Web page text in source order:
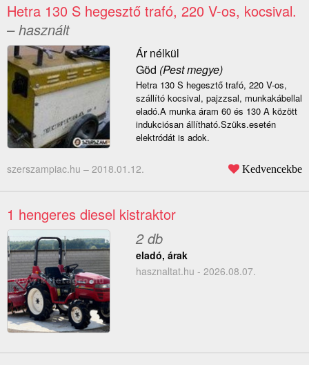
Hetra 130 S hegesztő trafó, 220 V-os, kocsival.
– használt
Ár nélkül
Göd (Pest megye)
Hetra 130 S hegesztő trafó, 220 V-os,
szállító kocsival, pajzzsal, munkakábellal
eladó.A munka áram 60 és 130 A között
indukciósan állítható.Szüks.esetén
elektródát is adok.
szerszampiac.hu – 2018.01.12. Kedvencekbe
1 hengeres diesel kistraktor
2 db
eladó, árak
hasznaltat.hu - 2026.08.07.